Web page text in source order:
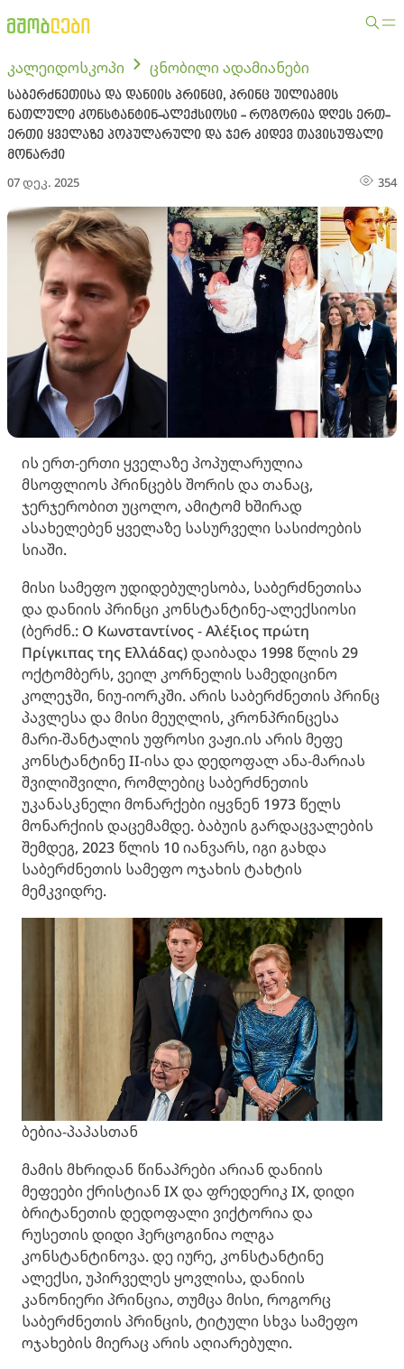
კალეიდოსკოპი ცნობილი ადამიანები
საბერძნეთისა და დანიის პრინცი, პრინც უილიამის
ნათლული კონსტანტინ-ალექსიოსი - როგორია დღეს ერთ-
ერთი ყველაზე პოპულარული და ჯერ კიდევ თავისუფალი
მონარქი
07 დეკ. 2025 354
ის ერთ-ერთი ყველაზე პოპულარულია
მსოფლიოს პრინცებს შორის და თანაც,
ჯერჯერობით უცოლო, ამიტომ ხშირად
ასახელებენ ყველაზე სასურველი სასიძოების
სიაში.
მისი სამეფო უდიდებულესობა, საბერძნეთისა
და დანიის პრინცი კონსტანტინე-ალექსიოსი
(ბერძნ.: Ο Κωνσταντίνος - Αλέξιος πρώτη
Πρίγκιπας της Ελλάδας) დაიბადა 1998 წლის 29
ოქტომბერს, ვეილ კორნელის სამედიცინო
კოლეჯში, ნიუ-იორკში. არის საბერძნეთის პრინც
პავლესა და მისი მეუღლის, კრონპრინცესა
მარი-შანტალის უფროსი ვაჟი.ის არის მეფე
კონსტანტინე II-ისა და დედოფალ ანა-მარიას
შვილიშვილი, რომლებიც საბერძნეთის
უკანასკნელი მონარქები იყვნენ 1973 წელს
მონარქიის დაცემამდე. ბაბუის გარდაცვალების
შემდეგ, 2023 წლის 10 იანვარს, იგი გახდა
საბერძნეთის სამეფო ოჯახის ტახტის
მემკვიდრე.
ბებია-პაპასთან
მამის მხრიდან წინაპრები არიან დანიის
მეფეები ქრისტიან IX და ფრედერიკ IX, დიდი
ბრიტანეთის დედოფალი ვიქტორია და
რუსეთის დიდი ჰერცოგინია ოლგა
კონსტანტინოვა. დე იურე, კონსტანტინე
ალექსი, უპირველეს ყოვლისა, დანიის
კანონიერი პრინცია, თუმცა მისი, როგორც
საბერძნეთის პრინცის, ტიტული სხვა სამეფო
ოჯახების მიერაც არის აღიარებული.